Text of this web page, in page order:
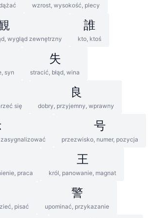
wzrost, wysokość, plecy
wygląd zewnętrzny
誰
kto, ktoś
syn
失
stracić, błąd, wina
się
良
dobry, przyjemny, wprawny
号
przezwisko, numer, pozycja
praca
王
król, panowanie, magnat
pisać
警
upominać, przykazanie